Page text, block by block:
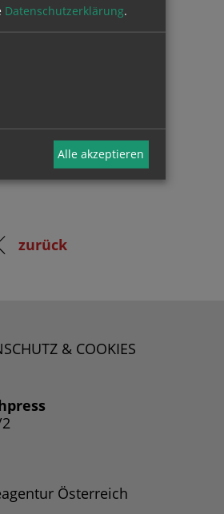
zurück
& COOKIES
Österreich
Datenschutzerklärung.
Alle akzeptieren